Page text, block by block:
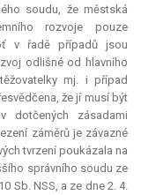
soudu, že městská
rozvoje pouze
v řadě případů jsou
odlišné od hlavního
mj. i případ
že jí musí být
dotčených zásadami
záměrů je závazné
tvrzení poukázala na
správního soudu ze
Sb. NSS, a ze dne 2. 4.